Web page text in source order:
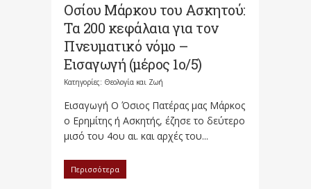
Οσίου Μάρκου του Ασκητού:
Τα 200 κεφάλαια για τον
Πνευματικό νόμο –
Εισαγωγή (μέρος 1ο/5)
Κατηγορίες: Θεολογία και Ζωή
Εισαγωγή Ο Όσιος Πατέρας μας Μάρκος
ο Ερημίτης ή Ασκητής, έζησε το δεύτερο
μισό του 4ου αι. και αρχές του...
Περισσότερα